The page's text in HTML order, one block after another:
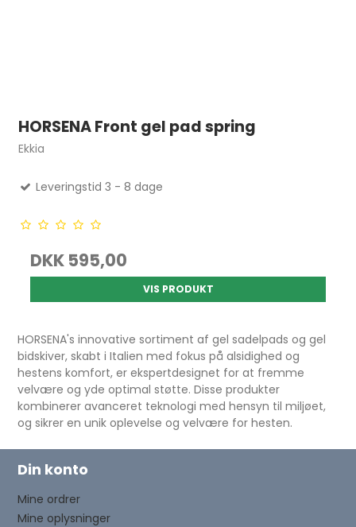
HORSENA Front gel pad spring
Ekkia
Leveringstid 3 - 8 dage
DKK 595,00
VIS PRODUKT
HORSENA's innovative sortiment af gel sadelpads og gel
bidskiver, skabt i Italien med fokus på alsidighed og
hestens komfort, er ekspertdesignet for at fremme
velvære og yde optimal støtte. Disse produkter
kombinerer avanceret teknologi med hensyn til miljøet,
og sikrer en unik oplevelse og velvære for hesten.
Din konto
Mine ordrer
Mine oplysninger